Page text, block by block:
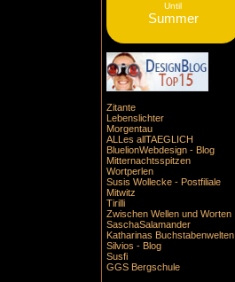
Until
Summer
Zitante
Lebenslichter
Morgentau
ALLes allTAEGLICH
BluelionWebdesign - Blog
Mitternachtsspitzen
Wortperlen
Susis Wollecke - Postfiliale
Mitwitz
Tirilli
Zwischen Wellen und Worten
SaschaSalamander
Katharinas Buchstabenwelten
Silvios - Blog
Susfi
GGS Bergschule